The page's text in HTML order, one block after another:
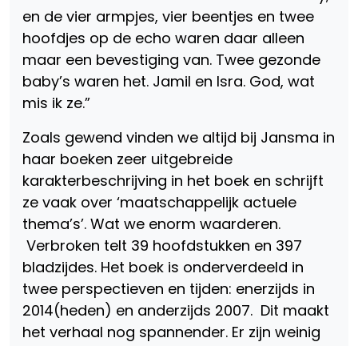
en de vier armpjes, vier beentjes en twee
hoofdjes op de echo waren daar alleen
maar een bevestiging van. Twee gezonde
baby’s waren het. Jamil en Isra. God, wat
mis ik ze.”
Zoals gewend vinden we altijd bij Jansma in
haar boeken zeer uitgebreide
karakterbeschrijving in het boek en schrijft
ze vaak over ‘maatschappelijk actuele
thema’s’. Wat we enorm waarderen.
Verbroken telt 39 hoofdstukken en 397
bladzijdes. Het boek is onderverdeeld in
twee perspectieven en tijden: enerzijds in
2014(heden) en anderzijds 2007. Dit maakt
het verhaal nog spannender. Er zijn weinig